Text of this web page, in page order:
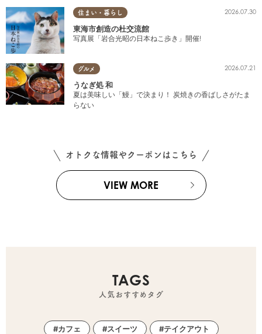
住まい・暮らし 2026.07.30
東海市創造の杜交流館
写真展「岩合光昭の日本ねこ歩き」開催!
グルメ 2026.07.21
うなぎ処 和
夏は美味しい「鰻」で決まり！ 炭焼きの香ばしさがたま
らない
オトクな情報やクーポンはこちら
VIEW MORE
TAGS
人気おすすめタグ
カフェ スイーツ テイクアウト